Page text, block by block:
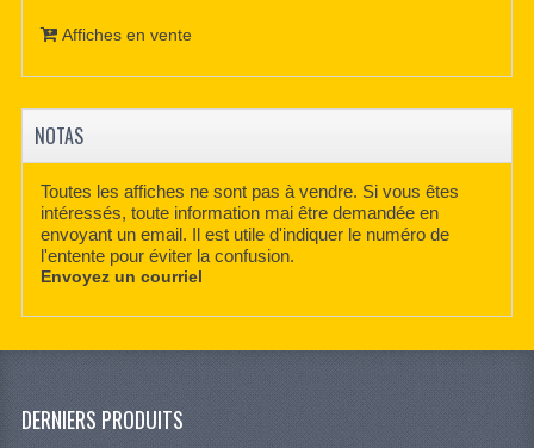
Affiches en vente
NOTAS
Toutes les affiches ne sont pas à vendre. Si vous êtes
intéressés, toute information mai être demandée en
envoyant un email. Il est utile d'indiquer le numéro de
l'entente pour éviter la confusion.
Envoyez un courriel
DERNIERS PRODUITS